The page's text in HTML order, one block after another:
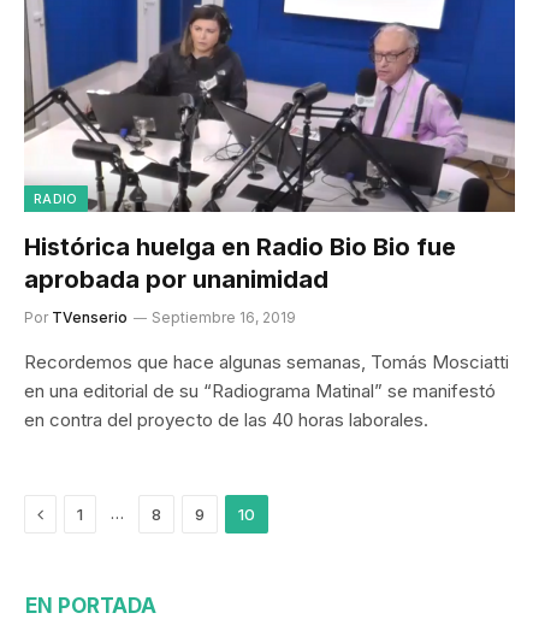
RADIO
Histórica huelga en Radio Bio Bio fue
aprobada por unanimidad
Por TVenserio Septiembre 16, 2019
Recordemos que hace algunas semanas, Tomás Mosciatti
en una editorial de su “Radiograma Matinal” se manifestó
en contra del proyecto de las 40 horas laborales.
Previous
1 … 8 9 10
EN PORTADA